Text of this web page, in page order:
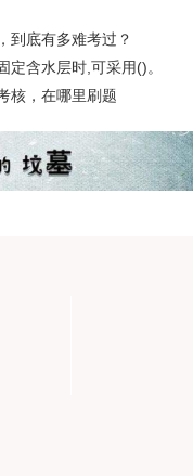
到底有多难考过？
定含水层时,可采用()。
核，在哪里刷题